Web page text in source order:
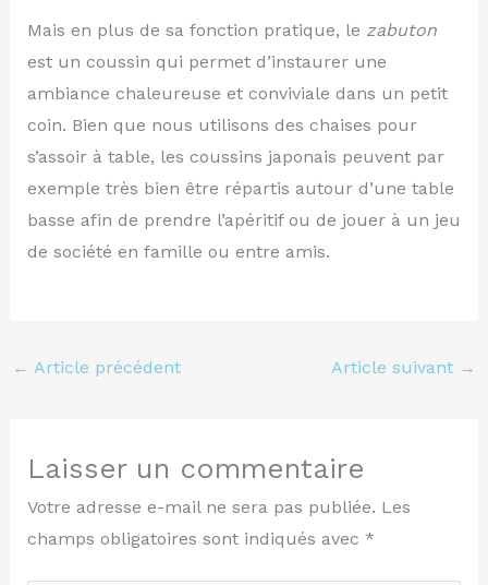
Mais en plus de sa fonction pratique, le zabuton
est un coussin qui permet d’instaurer une
ambiance chaleureuse et conviviale dans un petit
coin. Bien que nous utilisons des chaises pour
s’assoir à table, les coussins japonais peuvent par
exemple très bien être répartis autour d’une table
basse afin de prendre l’apéritif ou de jouer à un jeu
de société en famille ou entre amis.
← Article précédent Article suivant →
Laisser un commentaire
Votre adresse e-mail ne sera pas publiée. Les
champs obligatoires sont indiqués avec *